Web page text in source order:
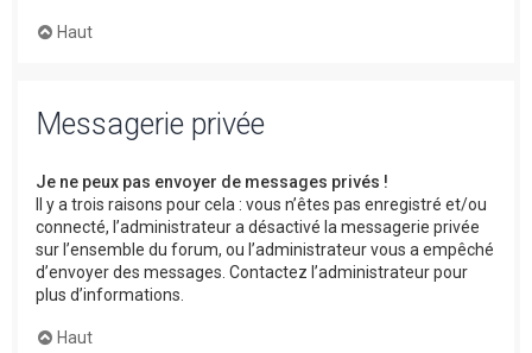
Haut
Messagerie privée
Je ne peux pas envoyer de messages privés !
Il y a trois raisons pour cela : vous n’êtes pas enregistré et/ou
connecté, l’administrateur a désactivé la messagerie privée
sur l’ensemble du forum, ou l’administrateur vous a empêché
d’envoyer des messages. Contactez l’administrateur pour
plus d’informations.
Haut